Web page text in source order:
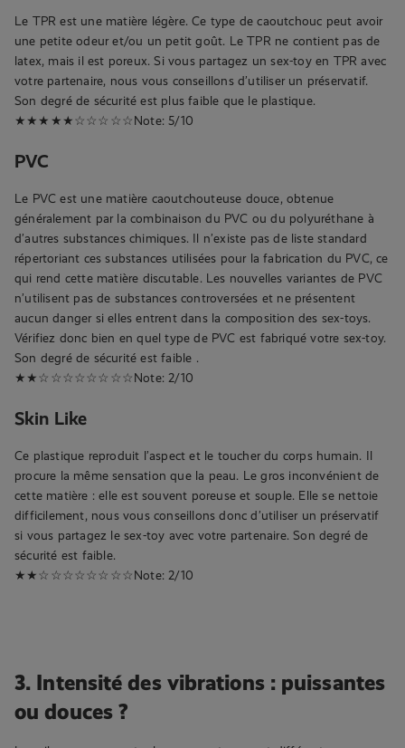
Le TPR est une matière légère. Ce type de caoutchouc peut avoir
une petite odeur et/ou un petit goût. Le TPR ne contient pas de
latex, mais il est poreux. Si vous partagez un sex-toy en TPR avec
votre partenaire, nous vous conseillons d’utiliser un préservatif.
Son degré de sécurité est plus faible que le plastique.
★★★★★☆☆☆☆☆Note: 5/10
PVC
Le PVC est une matière caoutchouteuse douce, obtenue
généralement par la combinaison du PVC ou du polyuréthane à
d’autres substances chimiques. Il n’existe pas de liste standard
répertoriant ces substances utilisées pour la fabrication du PVC, ce
qui rend cette matière discutable. Les nouvelles variantes de PVC
n’utilisent pas de substances controversées et ne présentent
aucun danger si elles entrent dans la composition des sex-toys.
Vérifiez donc bien en quel type de PVC est fabriqué votre sex-toy.
Son degré de sécurité est faible .
★★☆☆☆☆☆☆☆☆Note: 2/10
Skin Like
Ce plastique reproduit l’aspect et le toucher du corps humain. Il
procure la même sensation que la peau. Le gros inconvénient de
cette matière : elle est souvent poreuse et souple. Elle se nettoie
difficilement, nous vous conseillons donc d’utiliser un préservatif
si vous partagez le sex-toy avec votre partenaire. Son degré de
sécurité est faible.
★★☆☆☆☆☆☆☆☆Note: 2/10
3. Intensité des vibrations : puissantes
ou douces ?